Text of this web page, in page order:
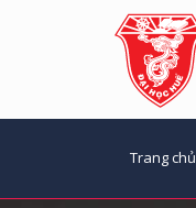
Trang chủ